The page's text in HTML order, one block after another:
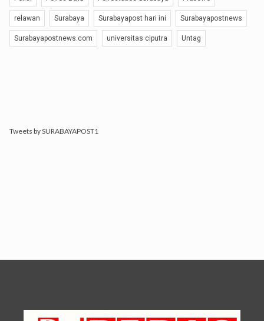
relawan Surabaya Surabayapost hari ini Surabayapostnews
Surabayapostnews.com universitas ciputra Untag
Tweets by SURABAYAPOST1